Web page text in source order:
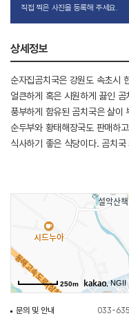
직접 찍은 사진을 등록해 주세요.
상세정보
순자집곰치국은 강원도 속초시
얼큰하게 혹은 시원하게 끓인
풍부하게 함유된 곰치국은 살이
순두부와 황태해장국도 판매하
식사하기 좋은 식당이다. 곰치
산채비빔밥 등의 식사 메뉴도
250m , NGII
문의 및 안내
033-